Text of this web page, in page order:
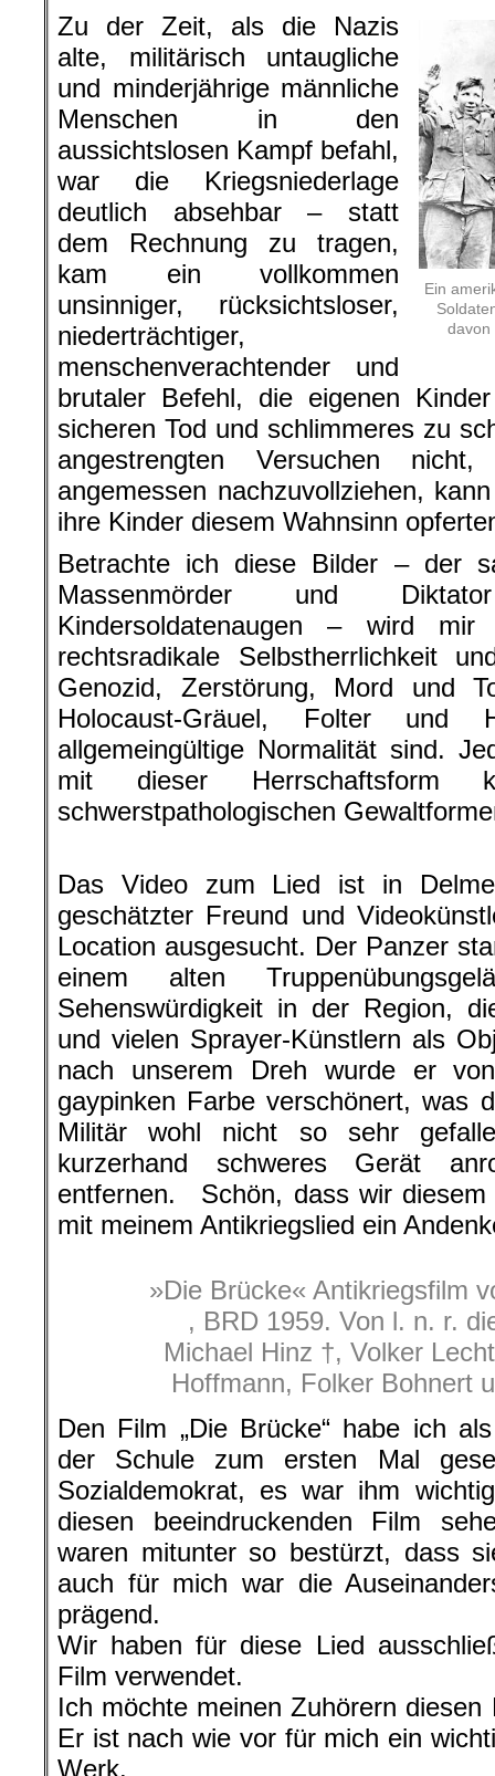
Ein
davon
Zu der Zeit, als die Nazis
alte, militärisch untaugliche
und minderjährige männliche
Menschen in den
aussichtslosen Kampf befahl,
war die Kriegsniederlage
deutlich absehbar – statt
dem Rechnung zu tragen,
kam ein vollkommen
unsinniger, rücksichtsloser,
niederträchtiger,
menschenverachtender und
brutaler Befehl, die eigenen
sicheren Tod und schlimmeres zu
angestrengten Versuchen
angemessen nachzuvollziehen,
ihre Kinder diesem Wahnsinn
Betrachte ich diese Bilder – der
Massenmörder und
Kindersoldatenaugen – wird
rechtsradikale Selbstherrlichkeit
Genozid, Zerstörung, Mord und
Holocaust-Gräuel, Folter und
allgemeingültige Normalität sind.
mit dieser Herrschaftsform
schwerstpathologischen
Das Video zum Lied ist in
geschätzter Freund und
Location ausgesucht. Der Panzer
einem alten
Sehenswürdigkeit in der Region,
und vielen Sprayer-Künstlern als
nach unserem Dreh wurde er
gaypinken Farbe verschönert, was
Militär wohl nicht so sehr
kurzerhand schweres Gerät
entfernen. Schön, dass wir diesem
mit meinem Antikriegslied ein
»Die Brücke« Antikriegsfilm
, BRD 1959. Von l. n. r.
Michael Hinz †, Volker
Hoffmann, Folker Bohnert
Den Film „Die Brücke“ habe ich
der Schule zum ersten Mal
Sozialdemokrat, es war ihm
diesen beeindruckenden Film
waren mitunter so bestürzt, dass
auch für mich war die
prägend.
Wir haben für diese Lied
Film verwendet.
Ich möchte meinen Zuhörern
Er ist nach wie vor für mich ein
Werk.